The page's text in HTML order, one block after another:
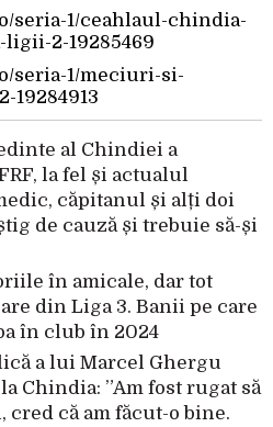
seria-1/ceahlaul-chindia-
ligii-2-19285469
seria-1/meciuri-si-
19284913
al Chindiei a
la fel și actualul
căpitanul și alți doi
de cauză și trebuie să-și
în amicale, dar tot
din Liga 3. Banii pe care
în club în 2024
a lui Marcel Ghergu
Chindia: ”Am fost rugat să
că am făcut-o bine.